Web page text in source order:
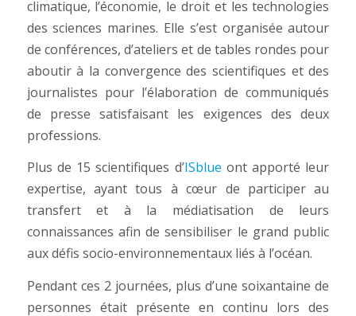
climatique, l’économie, le droit et les technologies
des sciences marines. Elle s’est organisée autour
de conférences, d’ateliers et de tables rondes pour
aboutir à la convergence des scientifiques et des
journalistes pour l’élaboration de communiqués
de presse satisfaisant les exigences des deux
professions.
Plus de 15 scientifiques d’ISblue ont apporté leur
expertise, ayant tous à cœur de participer au
transfert et à la médiatisation de leurs
connaissances afin de sensibiliser le grand public
aux défis socio-environnementaux liés à l’océan.
Pendant ces 2 journées, plus d’une soixantaine de
personnes était présente en continu lors des